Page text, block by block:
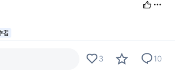
者
涨，我也要抢的漂亮！我是水神，我为自
3 10